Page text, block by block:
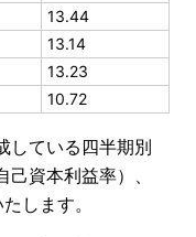
13.44
13.14
13.23
10.72
している四半期別
資本利益率）、
します。